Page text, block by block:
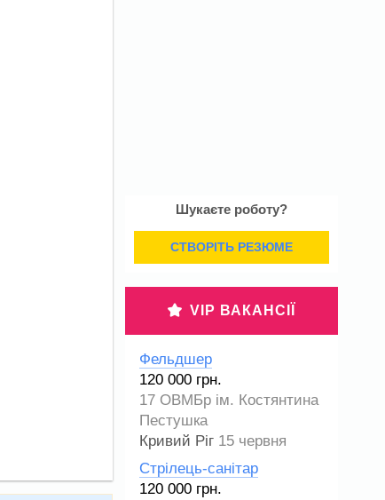
Шукаєте роботу?
СТВОРІТЬ РЕЗЮМЕ
VIP ВАКАНСІЇ
Фельдшер
120 000 грн.
17 ОВМБр ім. Костянтина
Пестушка
Кривий Ріг 15 червня
Стрілець-санітар
120 000 грн.